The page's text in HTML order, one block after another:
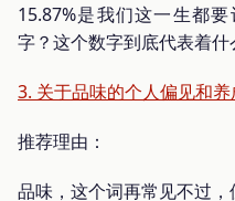
15.87%是我们这一生都
字？这个数字到底代表着什
3. 关于品味的个人偏见和
推荐理由：
品味，这个词再常见不过